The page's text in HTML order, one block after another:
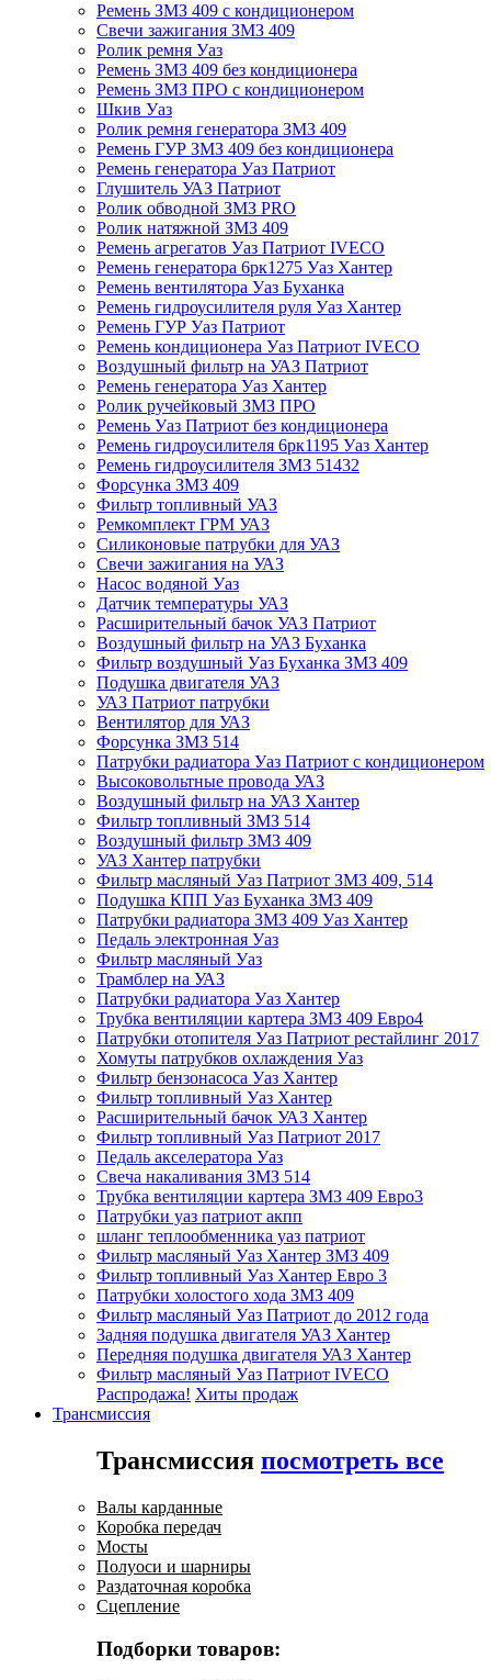
Ремень ЗМЗ 409 с кондиционером
Свечи зажигания ЗМЗ 409
Ролик ремня Уаз
Ремень ЗМЗ 409 без кондиционера
Ремень ЗМЗ ПРО с кондиционером
Шкив Уаз
Ролик ремня генератора ЗМЗ 409
Ремень ГУР ЗМЗ 409 без кондиционера
Ремень генератора Уаз Патриот
Глушитель УАЗ Патриот
Ролик обводной ЗМЗ PRO
Ролик натяжной ЗМЗ 409
Ремень агрегатов Уаз Патриот IVECO
Ремень генератора 6рк1275 Уаз Хантер
Ремень вентилятора Уаз Буханка
Ремень гидроусилителя руля Уаз Хантер
Ремень ГУР Уаз Патриот
Ремень кондиционера Уаз Патриот IVECO
Воздушный фильтр на УАЗ Патриот
Ремень генератора Уаз Хантер
Ролик ручейковый ЗМЗ ПРО
Ремень Уаз Патриот без кондиционера
Ремень гидроусилителя 6рк1195 Уаз Хантер
Ремень гидроусилителя ЗМЗ 51432
Форсунка ЗМЗ 409
Фильтр топливный УАЗ
Ремкомплект ГРМ УАЗ
Силиконовые патрубки для УАЗ
Свечи зажигания на УАЗ
Насос водяной Уаз
Датчик температуры УАЗ
Расширительный бачок УАЗ Патриот
Воздушный фильтр на УАЗ Буханка
Фильтр воздушный Уаз Буханка ЗМЗ 409
Подушка двигателя УАЗ
УАЗ Патриот патрубки
Вентилятор для УАЗ
Форсунка ЗМЗ 514
Патрубки радиатора Уаз Патриот с кондиционером
Высоковольтные провода УАЗ
Воздушный фильтр на УАЗ Хантер
Фильтр топливный ЗМЗ 514
Воздушный фильтр ЗМЗ 409
УАЗ Хантер патрубки
Фильтр масляный Уаз Патриот ЗМЗ 409, 514
Подушка КПП Уаз Буханка ЗМЗ 409
Патрубки радиатора ЗМЗ 409 Уаз Хантер
Педаль электронная Уаз
Фильтр масляный Уаз
Трамблер на УАЗ
Патрубки радиатора Уаз Хантер
Трубка вентиляции картера ЗМЗ 409 Евро4
Патрубки отопителя Уаз Патриот рестайлинг 2017
Хомуты патрубков охлаждения Уаз
Фильтр бензонасоса Уаз Хантер
Фильтр топливный Уаз Хантер
Расширительный бачок УАЗ Хантер
Фильтр топливный Уаз Патриот 2017
Педаль акселератора Уаз
Свеча накаливания ЗМЗ 514
Трубка вентиляции картера ЗМЗ 409 Евро3
Патрубки уаз патриот акпп
шланг теплообменника уаз патриот
Фильтр масляный Уаз Хантер ЗМЗ 409
Фильтр топливный Уаз Хантер Евро 3
Патрубки холостого хода ЗМЗ 409
Фильтр масляный Уаз Патриот до 2012 года
Задняя подушка двигателя УАЗ Хантер
Передняя подушка двигателя УАЗ Хантер
Фильтр масляный Уаз Патриот IVECO
Распродажа! Хиты продаж
Трансмиссия
Трансмиссия посмотреть все
Валы карданные
Коробка передач
Мосты
Полуоси и шарниры
Раздаточная коробка
Сцепление
Подборки товаров: